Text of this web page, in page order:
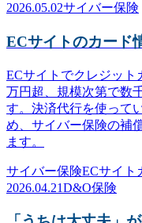
2026.05.02サイバー保険
ECサイトのカード
ECサイトでクレジット
万円超、規模次第で数
す。決済代行を使って
め、サイバー保険の補
ます。
サイバー保険ECサイト
2026.04.21D&O保険